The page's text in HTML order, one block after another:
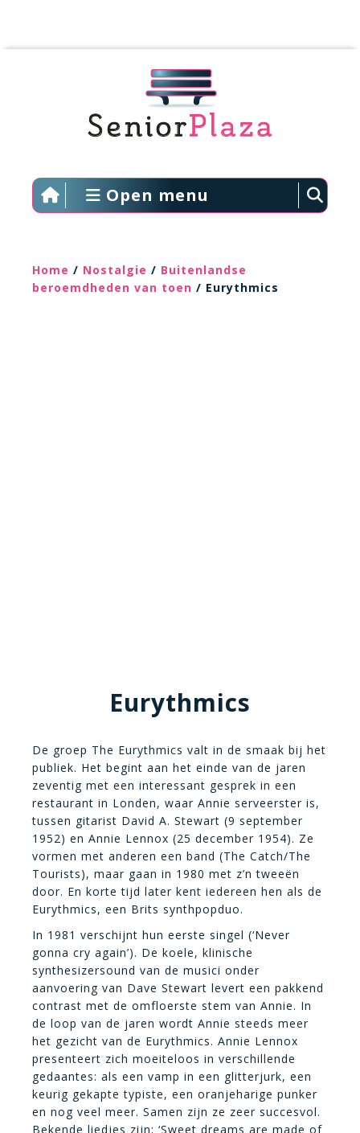
Open menu
Home / Nostalgie / Buitenlandse
beroemdheden van toen / Eurythmics
Eurythmics
De groep The Eurythmics valt in de smaak bij het
publiek. Het begint aan het einde van de jaren
zeventig met een interessant gesprek in een
restaurant in Londen, waar Annie serveerster is,
tussen gitarist David A. Stewart (9 september
1952) en Annie Lennox (25 december 1954). Ze
vormen met anderen een band (The Catch/The
Tourists), maar gaan in 1980 met z’n tweeën
door. En korte tijd later kent iedereen hen als de
Eurythmics, een Brits synthpopduo.
In 1981 verschijnt hun eerste singel (‘Never
gonna cry again’). De koele, klinische
synthesizersound van de musici onder
aanvoering van Dave Stewart levert een pakkend
contrast met de omfloerste stem van Annie. In
de loop van de jaren wordt Annie steeds meer
het gezicht van de Eurythmics. Annie Lennox
presenteert zich moeiteloos in verschillende
gedaantes: als een vamp in een glitterjurk, een
keurig gekapte typiste, een oranjeharige punker
en nog veel meer. Samen zijn ze zeer succesvol.
Bekende liedjes zijn: ‘Sweet dreams are made of